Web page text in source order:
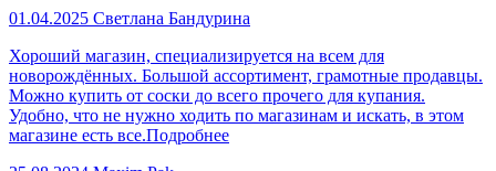
01.04.2025 Светлана Бандурина
Хороший магазин, специализируется на всем для
новорождённых. Большой ассортимент, грамотные продавцы.
Можно купить от соски до всего прочего для купания.
Удобно, что не нужно ходить по магазинам и искать, в этом
магазине есть все.Подробнее